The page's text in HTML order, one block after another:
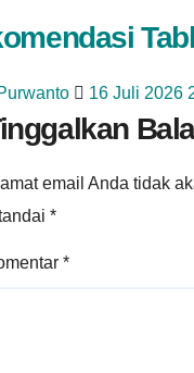
16 Juli 2026
email Anda tidak
*
*